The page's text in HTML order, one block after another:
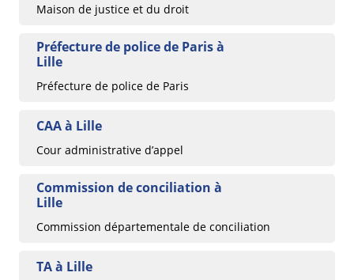
Maison de justice et du droit
Préfecture de police de Paris à
Lille
Préfecture de police de Paris
CAA à Lille
Cour administrative d’appel
Commission de conciliation à
Lille
Commission départementale de conciliation
TA à Lille